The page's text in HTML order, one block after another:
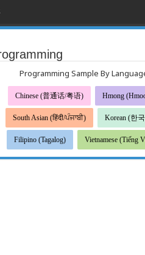
Programming Sample By
Chinese (普通话/粤语) Hmong
South Asian (हिंदी/ਪੰਜਾਬੀ) Korean (한
Filipino (Tagalog) Vietnamese (Tiếng